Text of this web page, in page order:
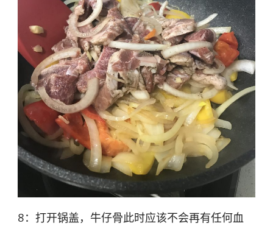
8：打开锅盖，牛仔骨此时应该不会再有任何血